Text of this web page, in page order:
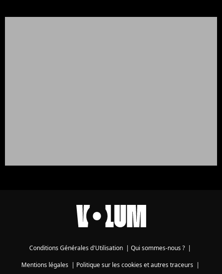
Conditions Générales d'Utilisation | Qui sommes-nous ? |
Mentions légales| Politique sur les cookies et autres traceurs|